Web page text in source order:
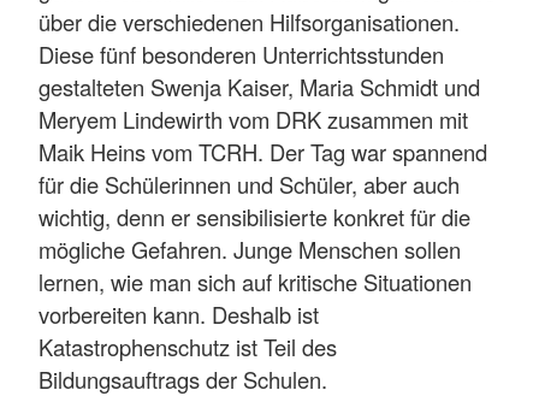
über die verschiedenen Hilfsorganisationen.
Diese fünf besonderen Unterrichtsstunden
gestalteten Swenja Kaiser, Maria Schmidt und
Meryem Lindewirth vom DRK zusammen mit
Maik Heins vom TCRH. Der Tag war spannend
für die Schülerinnen und Schüler, aber auch
wichtig, denn er sensibilisierte konkret für die
mögliche Gefahren. Junge Menschen sollen
lernen, wie man sich auf kritische Situationen
vorbereiten kann. Deshalb ist
Katastrophenschutz ist Teil des
Bildungsauftrags der Schulen.